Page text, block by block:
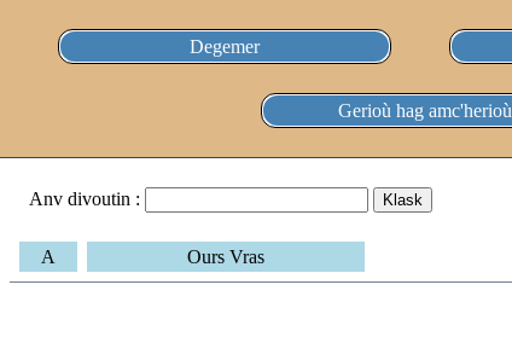
Degemer
Gerioù hag amc'herioù
Anv divoutin :
A Ours Vras